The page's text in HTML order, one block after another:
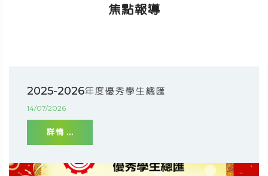
焦點報導
2025-2026年度優秀學生總匯
14/07/2026
詳情 ...